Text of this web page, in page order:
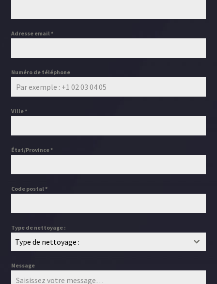
Adresse email*
Numéro de téléphone
Ville*
État/Province*
Code postal*
Type de nettoyage :
Type de nettoyage :
Message